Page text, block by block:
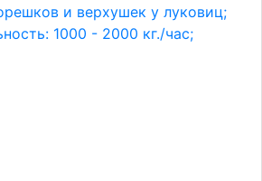
и верхушек у луковиц;
1000 - 2000 кг./час;